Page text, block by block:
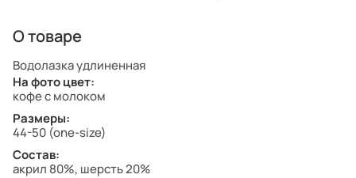
О товаре
Водолазка удлиненная
На фото цвет:
кофе с молоком
Размеры:
44-50 (one-size)
Состав:
акрил 80%, шерсть 20%